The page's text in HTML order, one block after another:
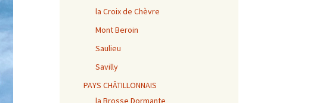
la Croix de Chèvre
Mont Beroin
Saulieu
Savilly
PAYS CHÂTILLONNAIS
la Brosse Dormante